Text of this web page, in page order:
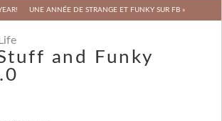
UNE ANNÉE DE STRANGE ET FUNKY SUR FB »
and Funky